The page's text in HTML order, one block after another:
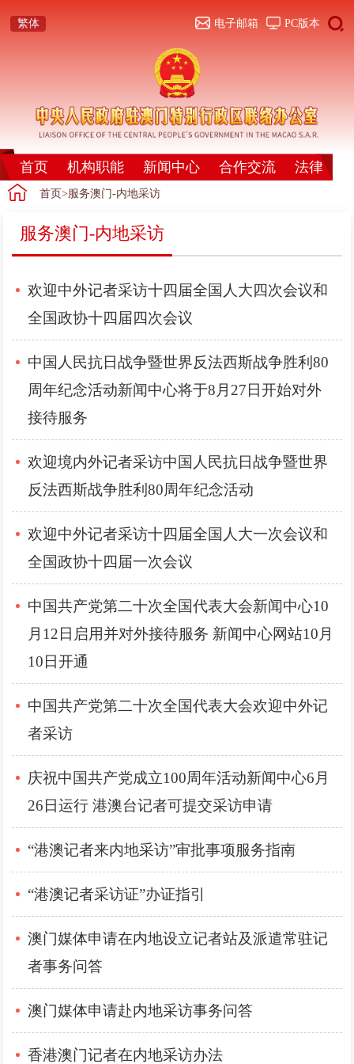
繁体 PC版本
电子邮箱
首页 机构职能 新闻中心 合作交流 法律法规
首页>服务澳门-内地采访
服务澳门-内地采访
欢迎中外记者采访十四届全国人大四次会议和
全国政协十四届四次会议
中国人民抗日战争暨世界反法西斯战争胜利80
周年纪念活动新闻中心将于8月27日开始对外
接待服务
欢迎境内外记者采访中国人民抗日战争暨世界
反法西斯战争胜利80周年纪念活动
欢迎中外记者采访十四届全国人大一次会议和
全国政协十四届一次会议
中国共产党第二十次全国代表大会新闻中心10
月12日启用并对外接待服务 新闻中心网站10月
10日开通
中国共产党第二十次全国代表大会欢迎中外记
者采访
庆祝中国共产党成立100周年活动新闻中心6月
26日运行 港澳台记者可提交采访申请
“港澳记者来内地采访”审批事项服务指南
“港澳记者采访证”办证指引
澳门媒体申请在内地设立记者站及派遣常驻记
者事务问答
澳门媒体申请赴内地采访事务问答
香港澳门记者在内地采访办法